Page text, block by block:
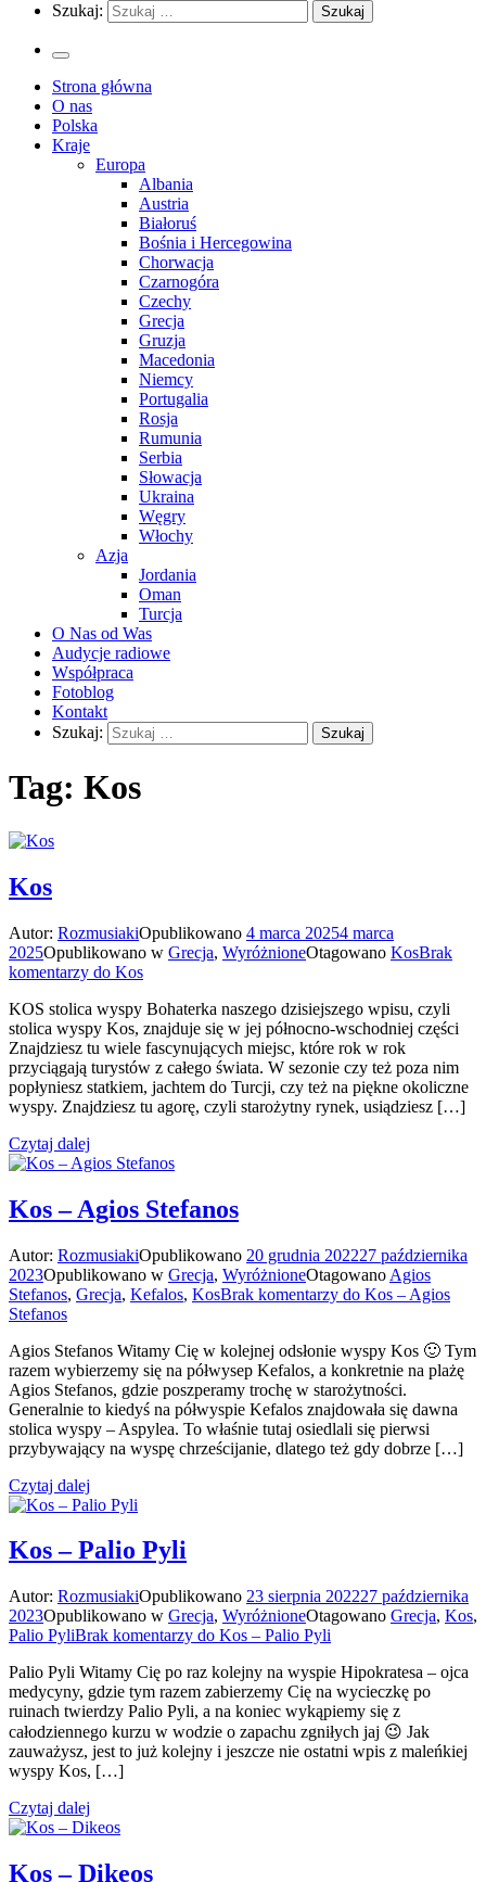
Szukaj:
Strona główna
O nas
Polska
Kraje
Europa
Albania
Austria
Białoruś
Bośnia i Hercegowina
Chorwacja
Czarnogóra
Czechy
Grecja
Gruzja
Macedonia
Niemcy
Portugalia
Rosja
Rumunia
Serbia
Słowacja
Ukraina
Węgry
Włochy
Azja
Jordania
Oman
Turcja
O Nas od Was
Audycje radiowe
Współpraca
Fotoblog
Kontakt
Szukaj:
Tag: Kos
Kos
Autor: RozmusiakiOpublikowano 4 marca 20254 marca
2025Opublikowano w Grecja, WyróżnioneOtagowano KosBrak
komentarzy do Kos
KOS stolica wyspy Bohaterka naszego dzisiejszego wpisu, czyli
stolica wyspy Kos, znajduje się w jej północno-wschodniej części
Znajdziesz tu wiele fascynujących miejsc, które rok w rok
przyciągają turystów z całego świata. W sezonie czy też poza nim
popłyniesz statkiem, jachtem do Turcji, czy też na piękne okoliczne
wyspy. Znajdziesz tu agorę, czyli starożytny rynek, usiądziesz […]
Czytaj dalej
Kos – Agios Stefanos
Autor: RozmusiakiOpublikowano 20 grudnia 202227 października
2023Opublikowano w Grecja, WyróżnioneOtagowano Agios
Stefanos, Grecja, Kefalos, KosBrak komentarzy do Kos – Agios
Stefanos
Agios Stefanos Witamy Cię w kolejnej odsłonie wyspy Kos 🙂 Tym
razem wybierzemy się na półwysep Kefalos, a konkretnie na plażę
Agios Stefanos, gdzie poszperamy trochę w starożytności.
Generalnie to kiedyś na półwyspie Kefalos znajdowała się dawna
stolica wyspy – Aspylea. To właśnie tutaj osiedlali się pierwsi
przybywający na wyspę chrześcijanie, dlatego też gdy dobrze […]
Czytaj dalej
Kos – Palio Pyli
Autor: RozmusiakiOpublikowano 23 sierpnia 202227 października
2023Opublikowano w Grecja, WyróżnioneOtagowano Grecja, Kos,
Palio PyliBrak komentarzy do Kos – Palio Pyli
Palio Pyli Witamy Cię po raz kolejny na wyspie Hipokratesa – ojca
medycyny, gdzie tym razem zabierzemy Cię na wycieczkę po
ruinach twierdzy Palio Pyli, a na koniec wykąpiemy się z
całodziennego kurzu w wodzie o zapachu zgniłych jaj 😉 Jak
zauważysz, jest to już kolejny i jeszcze nie ostatni wpis z maleńkiej
wyspy Kos, […]
Czytaj dalej
Kos – Dikeos